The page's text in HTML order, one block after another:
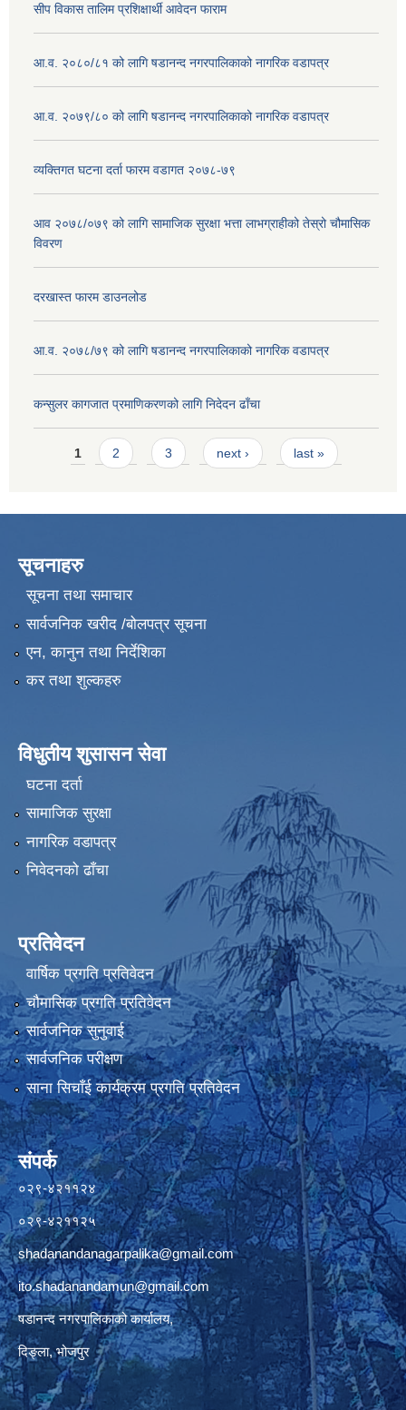
सीप विकास तालिम प्रशिक्षार्थी आवेदन फाराम
आ.व. २०८०/८१ को लागि षडानन्द नगरपालिकाको नागरिक वडापत्र
आ.व. २०७९/८० को लागि षडानन्द नगरपालिकाको नागरिक वडापत्र
व्यक्तिगत घटना दर्ता फारम वडागत २०७८-७९
आव २०७८/०७९ को लागि सामाजिक सुरक्षा भत्ता लाभग्राहीको तेस्रो चौमासिक
विवरण
दरखास्त फारम डाउनलोड
आ.व. २०७८/७९ को लागि षडानन्द नगरपालिकाको नागरिक वडापत्र
कन्सुलर कागजात प्रमाणिकरणको लागि निदेदन ढाँचा
Pages
1 2 3 next › last »
सूचनाहरु
सूचना तथा समाचार
सार्वजनिक खरीद /बोलपत्र सूचना
एन, कानुन तथा निर्देशिका
कर तथा शुल्कहरु
विधुतीय शुसासन सेवा
घटना दर्ता
सामाजिक सुरक्षा
नागरिक वडापत्र
निवेदनको ढाँचा
प्रतिवेदन
वार्षिक प्रगति प्रतिवेदन
चौमासिक प्रगति प्रतिवेदन
सार्वजनिक सुनुवाई
सार्वजनिक परीक्षण
साना सिचाँई कार्यक्रम प्रगति प्रतिवेदन
संपर्क
०२९-४२११२४
०२९-४२११२५
shadanandanagarpalika@gmail.com
ito.shadanandamun@gmail.com
षडानन्द नगरपालिकाको कार्यालय,
दिङ्ला, भोजपुर